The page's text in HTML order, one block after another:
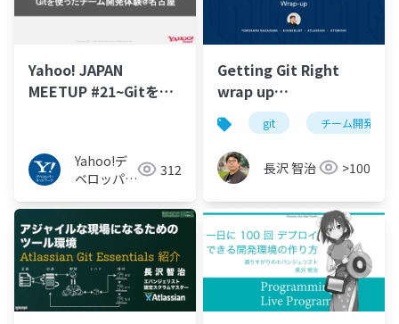
Yahoo! JAPAN
MEETUP #21~Gitを使
Yahoo!デ
ベロッパー
ク
312
Getting Git Right
wrap up
#GettingGitRight
git チーム開発
長沢 智治 >100